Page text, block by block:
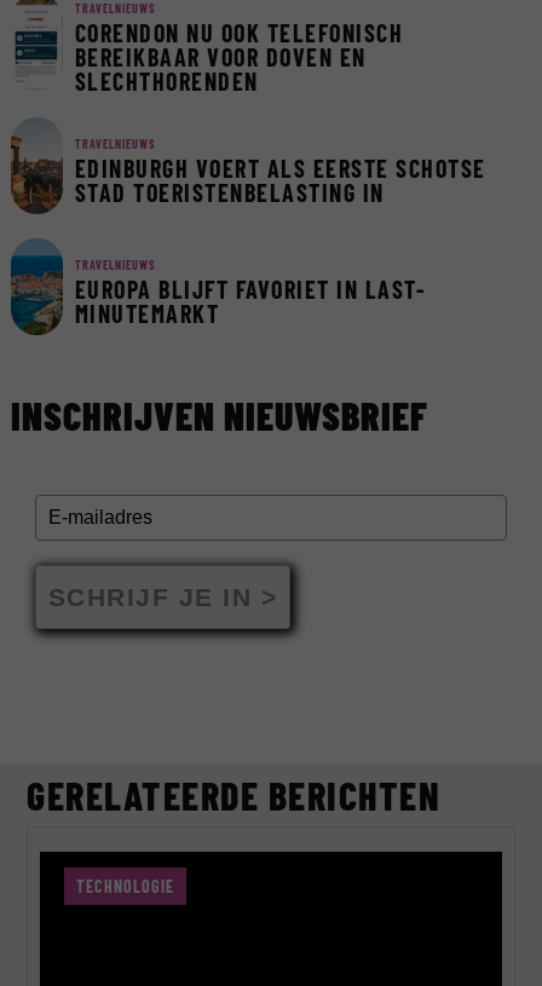
TRAVELNIEUWS
CORENDON NU OOK TELEFONISCH
BEREIKBAAR VOOR DOVEN EN
SLECHTHORENDEN
TRAVELNIEUWS
EDINBURGH VOERT ALS EERSTE SCHOTSE
STAD TOERISTENBELASTING IN
TRAVELNIEUWS
EUROPA BLIJFT FAVORIET IN LAST-
MINUTEMARKT
INSCHRIJVEN NIEUWSBRIEF
SCHRIJF JE IN >
GERELATEERDE BERICHTEN
TECHNOLOGIE